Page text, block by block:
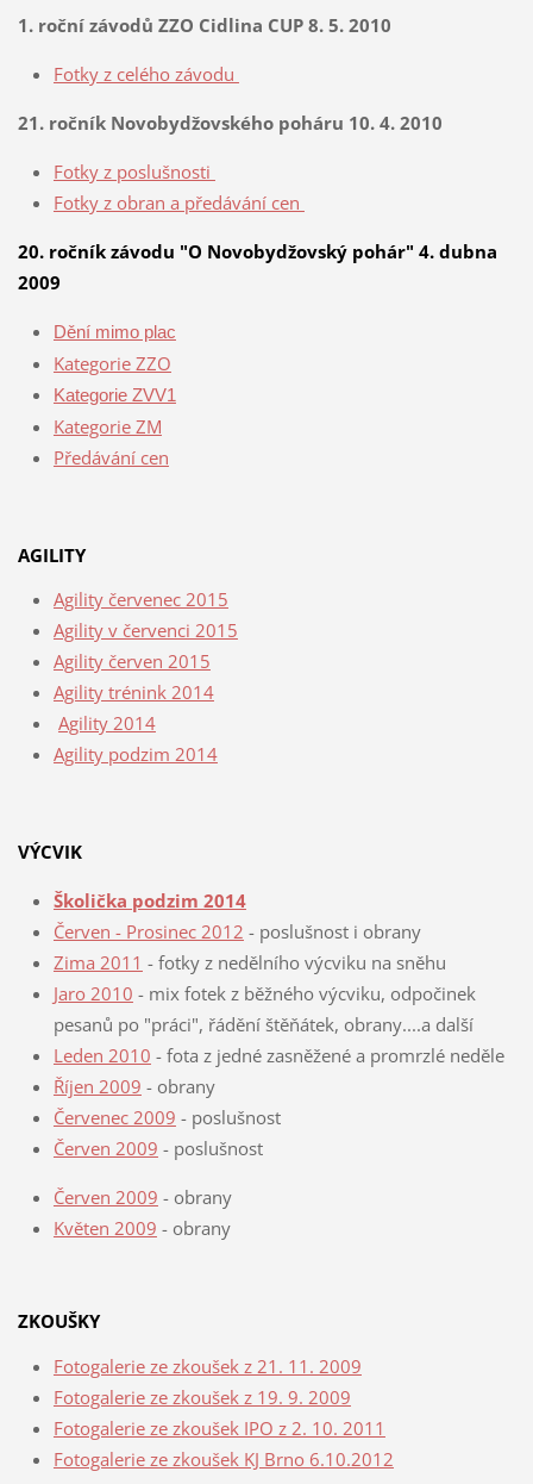
1. roční závodů ZZO Cidlina CUP 8. 5. 2010
Fotky z celého závodu
21. ročník Novobydžovského poháru 10. 4. 2010
Fotky z poslušnosti
Fotky z obran a předávání cen
20. ročník závodu "O Novobydžovský pohár" 4. dubna
2009
Dění mimo plac
Kategorie ZZO
Kategorie ZVV1
Kategorie ZM
Předávání cen
AGILITY
Agility červenec 2015
Agility v červenci 2015
Agility červen 2015
Agility trénink 2014
Agility 2014
Agility podzim 2014
VÝCVIK
Školička podzim 2014
Červen - Prosinec 2012 - poslušnost i obrany
Zima 2011 - fotky z nedělního výcviku na sněhu
Jaro 2010 - mix fotek z běžného výcviku, odpočinek
pesanů po "práci", řádění štěňátek, obrany....a další
Leden 2010 - fota z jedné zasněžené a promrzlé neděle
Říjen 2009 - obrany
Červenec 2009 - poslušnost
Červen 2009 - poslušnost
Červen 2009 - obrany
Květen 2009 - obrany
ZKOUŠKY
Fotogalerie ze zkoušek z 21. 11. 2009
Fotogalerie ze zkoušek z 19. 9. 2009
Fotogalerie ze zkoušek IPO z 2. 10. 2011
Fotogalerie ze zkoušek KJ Brno 6.10.2012